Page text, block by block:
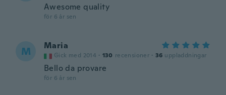
Awesome quality
för 6 år sen
M Maria
Gick med 2014 · 130 recensioner · 36 uppladdningar
Bello da provare
för 6 år sen